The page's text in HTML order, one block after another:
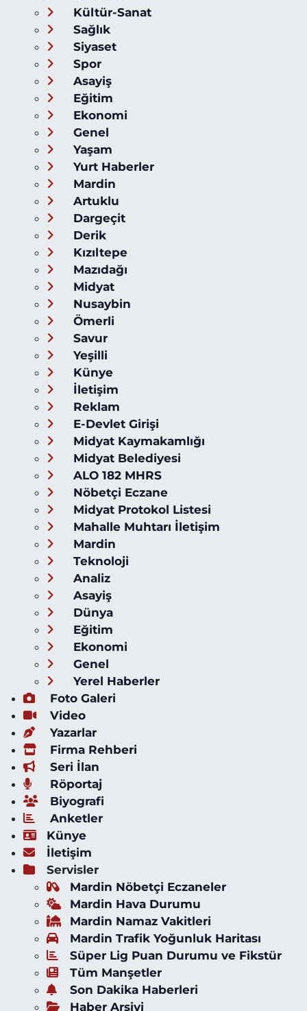
Kültür-Sanat
Sağlık
Siyaset
Spor
Asayiş
Eğitim
Ekonomi
Genel
Yaşam
Yurt Haberler
Mardin
Artuklu
Dargeçit
Derik
Kızıltepe
Mazıdağı
Midyat
Nusaybin
Ömerli
Savur
Yeşilli
Künye
İletişim
Reklam
E-Devlet Girişi
Midyat Kaymakamlığı
Midyat Belediyesi
ALO 182 MHRS
Nöbetçi Eczane
Midyat Protokol Listesi
Mahalle Muhtarı İletişim
Mardin
Teknoloji
Analiz
Asayiş
Dünya
Eğitim
Ekonomi
Genel
Yerel Haberler
Foto Galeri
Video
Yazarlar
Firma Rehberi
Seri İlan
Röportaj
Biyografi
Anketler
Künye
İletişim
Servisler
Mardin Nöbetçi Eczaneler
Mardin Hava Durumu
Mardin Namaz Vakitleri
Mardin Trafik Yoğunluk Haritası
Süper Lig Puan Durumu ve Fikstür
Tüm Manşetler
Son Dakika Haberleri
Haber Arşivi